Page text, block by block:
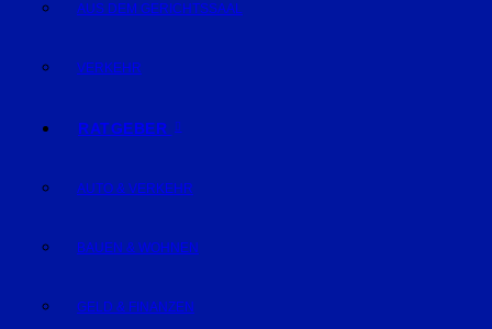
AUS DEM GERICHTSSAAL
VERKEHR
RATGEBER
AUTO & VERKEHR
BAUEN & WOHNEN
GELD & FINANZEN